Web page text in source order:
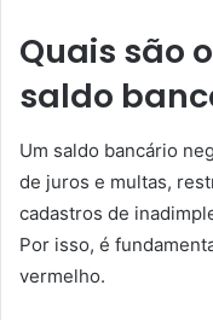
Quais são
saldo
Um saldo bancário
de juros e multas,
cadastros de
Por isso, é
vermelho.